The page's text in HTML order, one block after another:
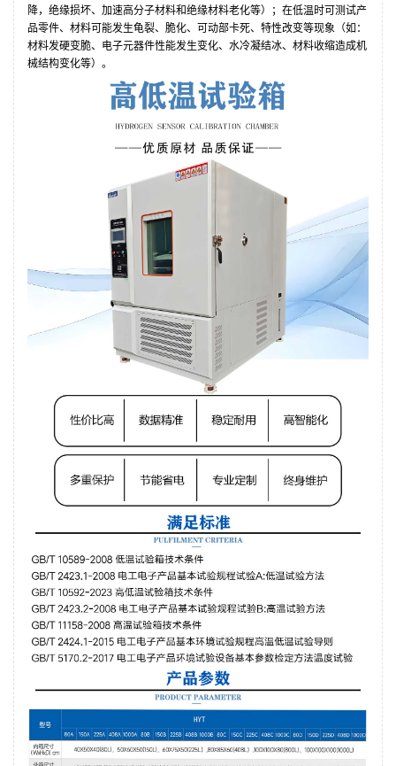
降，绝缘损坏、加速高分子材料和绝缘材料老化等）；在低温时可测试产
品零件、材料可能发生龟裂、脆化、可动部卡死、特性改变等现象（如：
材料发硬变脆、电子元器件性能发生变化、水冷凝结冰、材料收缩造成机
械结构变化等）。